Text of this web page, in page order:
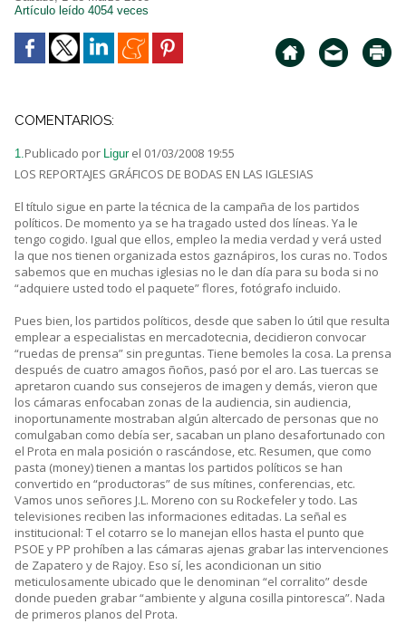
Artículo leído 4054 veces
COMENTARIOS:
1.Publicado por Ligur el 01/03/2008 19:55
LOS REPORTAJES GRÁFICOS DE BODAS EN LAS IGLESIAS
El título sigue en parte la técnica de la campaña de los partidos
políticos. De momento ya se ha tragado usted dos líneas. Ya le
tengo cogido. Igual que ellos, empleo la media verdad y verá usted
la que nos tienen organizada estos gaznápiros, los curas no. Todos
sabemos que en muchas iglesias no le dan día para su boda si no
“adquiere usted todo el paquete” flores, fotógrafo incluido.
Pues bien, los partidos políticos, desde que saben lo útil que resulta
emplear a especialistas en mercadotecnia, decidieron convocar
“ruedas de prensa” sin preguntas. Tiene bemoles la cosa. La prensa
después de cuatro amagos ñoños, pasó por el aro. Las tuercas se
apretaron cuando sus consejeros de imagen y demás, vieron que
los cámaras enfocaban zonas de la audiencia, sin audiencia,
inoportunamente mostraban algún altercado de personas que no
comulgaban como debía ser, sacaban un plano desafortunado con
el Prota en mala posición o rascándose, etc. Resumen, que como
pasta (money) tienen a mantas los partidos políticos se han
convertido en “productoras” de sus mítines, conferencias, etc.
Vamos unos señores J.L. Moreno con su Rockefeler y todo. Las
televisiones reciben las informaciones editadas. La señal es
institucional: T el cotarro se lo manejan ellos hasta el punto que
PSOE y PP prohíben a las cámaras ajenas grabar las intervenciones
de Zapatero y de Rajoy. Eso sí, les acondicionan un sitio
meticulosamente ubicado que le denominan “el corralito” desde
donde pueden grabar “ambiente y alguna cosilla pintoresca”. Nada
de primeros planos del Prota.